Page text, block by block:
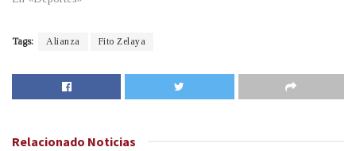
Tags: Alianza Fito Zelaya
Relacionado Noticias